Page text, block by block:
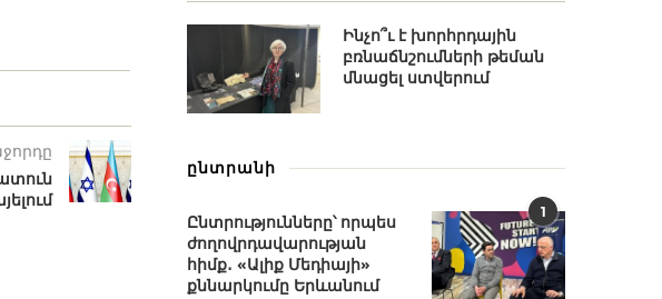
Ինչո՞ւ է խորհրդային
բռնաճնշումների թեման
մնացել ստվերում
ընտրանի
1
Ընտրությունները՝ որպես
ժողովրդավարության
հիմք․ «Ալիք Մեդիայի»
քննարկումը Երևանում